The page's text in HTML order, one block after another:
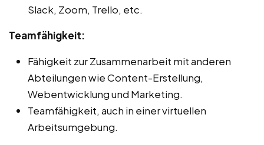
Slack, Zoom, Trello, etc.
Teamfähigkeit:
Fähigkeit zur Zusammenarbeit mit anderen
Abteilungen wie Content-Erstellung,
Webentwicklung und Marketing.
Teamfähigkeit, auch in einer virtuellen
Arbeitsumgebung.